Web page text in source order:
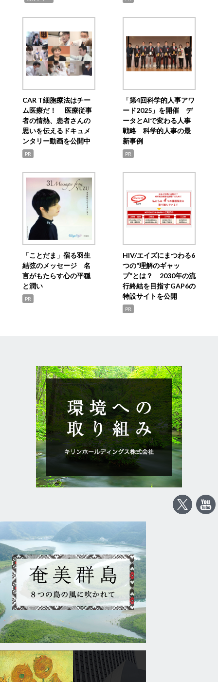
CAR T細胞療法はチー
ム医療だ！ 医療従事
者の情熱、患者さんの
思いを伝えるドキュメ
ンタリー動画を公開中
PR
「第4回科学的人事アワ
ード2025」を開催 デ
ータとAIで変わる人事
戦略 科学的人事の最
新事例
PR
「ことだま」宿る羽生
結弦のメッセージ 名
言がもたらす心の平穏
と潤い
PR
HIV/エイズにまつわる6
つの“理解のギャッ
プ”とは？ 2030年の流
行終結を目指すGAP6の
特設サイトを公開
PR